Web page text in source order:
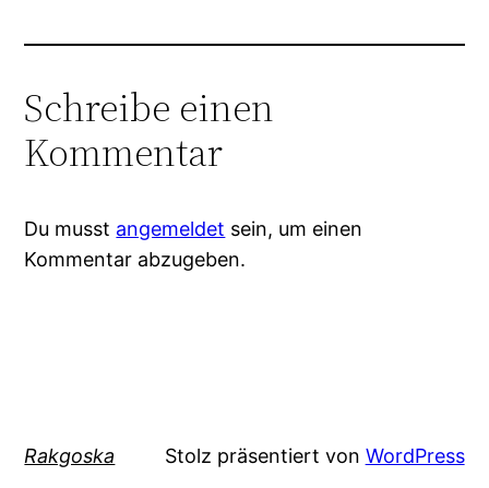
Schreibe einen
Kommentar
Du musst angemeldet sein, um einen
Kommentar abzugeben.
Rakgoska Stolz präsentiert von WordPress